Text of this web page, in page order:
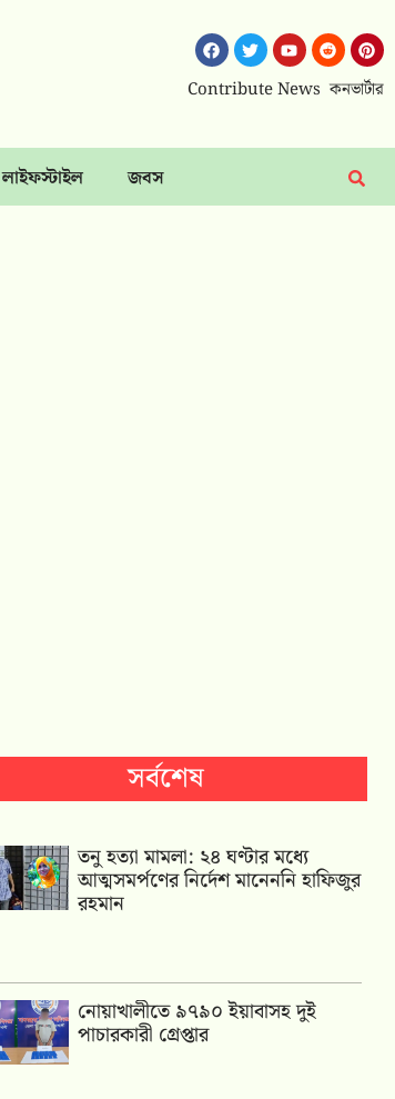
Contribute News কনভার্টার
লাইফস্টাইল জবস
সর্বশেষ
তনু হত্যা মামলা: ২৪ ঘণ্টার মধ্যে
আত্মসমর্পণের নির্দেশ মানেননি হাফিজুর
রহমান
নোয়াখালীতে ৯৭৯০ ইয়াবাসহ দুই
পাচারকারী গ্রেপ্তার